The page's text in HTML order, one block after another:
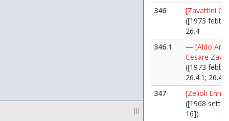
|||
346
[Zavattini
([1973
26.4
346.1
— [Aldo
Cesare
([1973
26.4.1;
347
[Zelioli
([1968
16])